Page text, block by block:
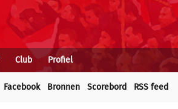
Club Profiel
Facebook Bronnen Scorebord RSS feed